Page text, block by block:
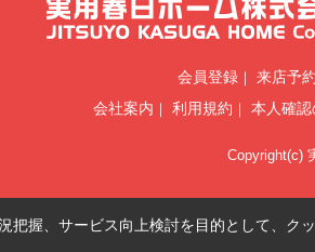
会員登録 来店予約
会社案内
利用規約 本人確
Copyright(c)
把握、サービス向上検討を目的として、ク